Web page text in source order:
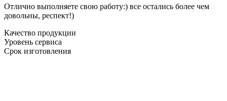
Отлично выполняете свою работу:) все остались более чем
довольны, респект!)
Качество продукции
Уровень сервиса
Срок изготовления